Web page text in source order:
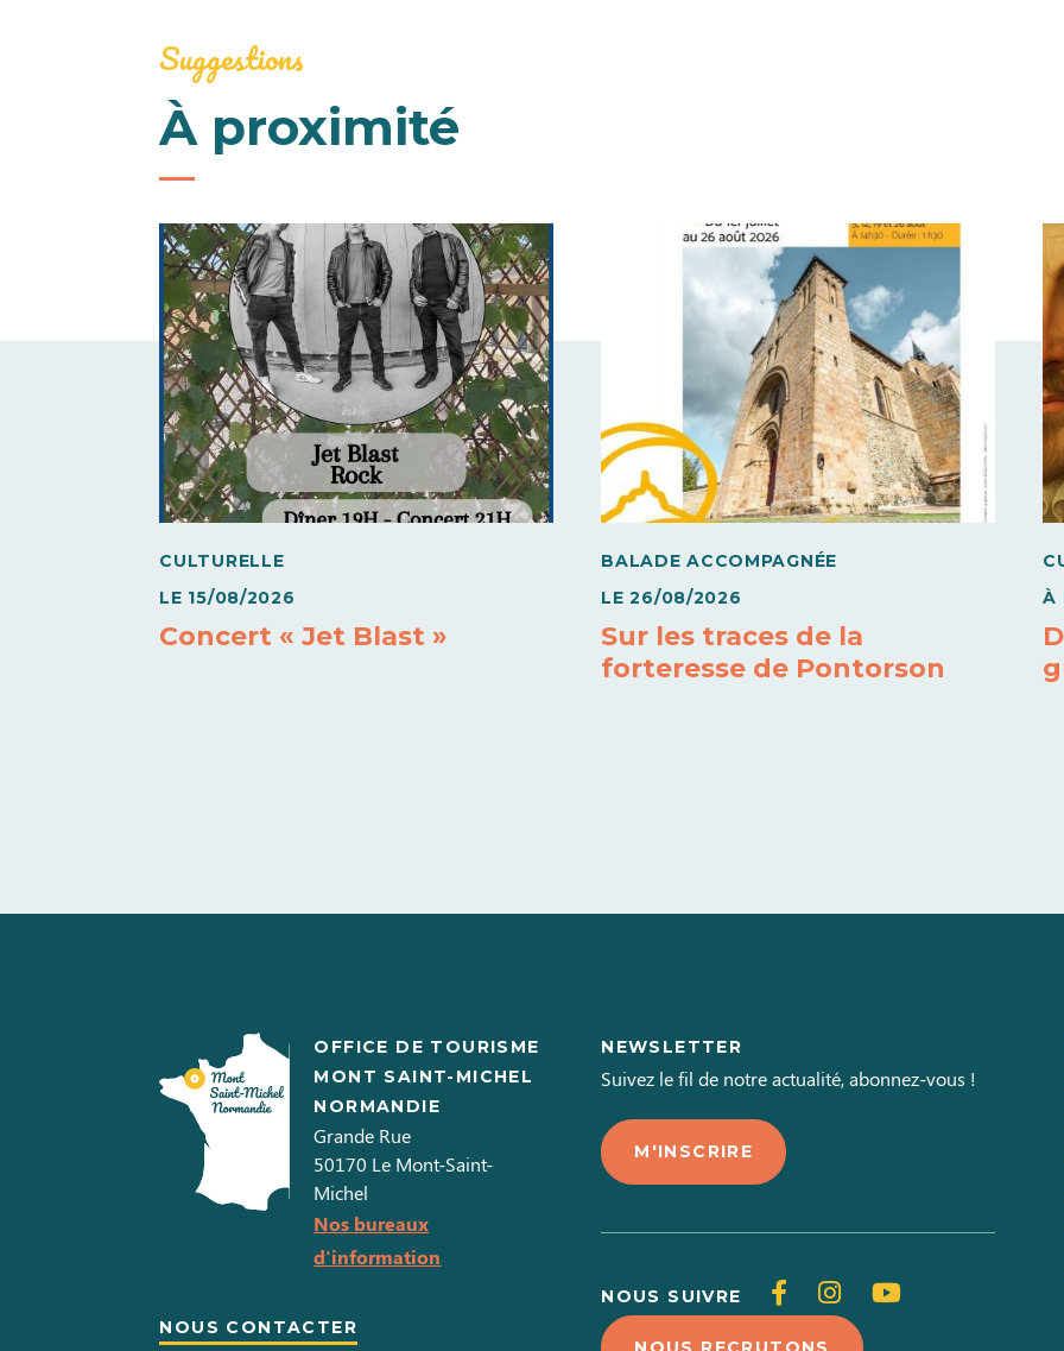
Suggestions
À proximité
CULTURELLE
LE 15/08/2026
Concert « Jet Blast »
BALADE ACCOMPAGNÉE
LE 26/08/2026
Sur les traces de la
forteresse de Pontorson
À
OFFICE DE TOURISME
MONT SAINT-MICHEL
NORMANDIE
Grande Rue
50170 Le Mont-Saint-
Michel
Nos bureaux
d'information
NOUS CONTACTER
NEWSLETTER
Suivez le fil de notre actualité, abonnez-vous !
M'INSCRIRE
NOUS SUIVRE
Suivez-
nous
Suivez-
nous
Suivez-